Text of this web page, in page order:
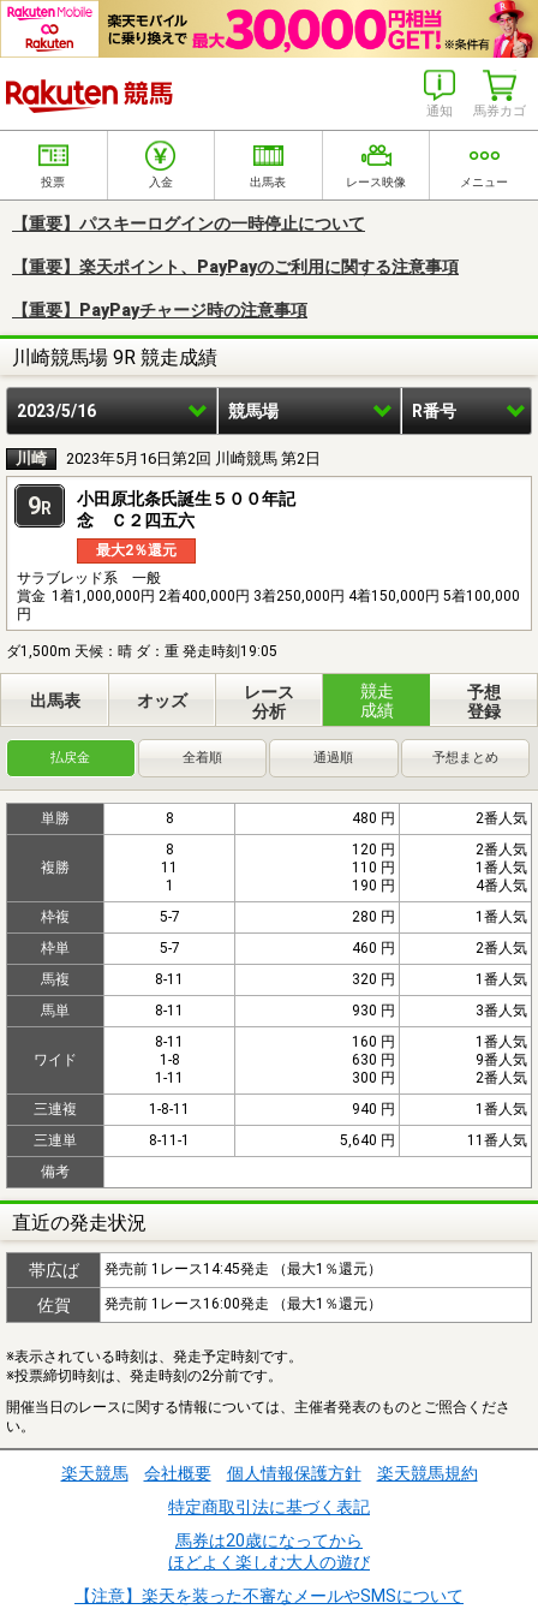
馬券カゴ
通知
投票 入金 出馬表 レース映像 メニュー
【重要】パスキーログインの一時停止について
【重要】楽天ポイント、PayPayのご利用に関する注意事項
【重要】PayPayチャージ時の注意事項
川崎競馬場 9R 競走成績
2023/5/16 競馬場 R番号
川崎 2023年5月16日第2回 川崎競馬 第2日
9R
小田原北条氏誕生５００年記
念 Ｃ２四五六
最大2％還元
サラブレッド系 一般
賞金 1着1,000,000円 2着400,000円 3着250,000円 4着150,000円 5着100,000
円
ダ1,500m 天候：晴 ダ：重 発走時刻19:05
出馬表 オッズ
レース
分析
競走
成績
予想
登録
払戻金 全着順 通過順 予想まとめ
単勝 8 480 円 2番人気
複勝
8
11
1
120 円
110 円
190 円
2番人気
1番人気
4番人気
枠複
5-7 280 円
1番人気
枠単
5-7 460 円
2番人気
馬複
8-11 320 円
1番人気
馬単
8-11 930 円 3番人気
ワイド
8-11
1-8
1-11
160 円
630 円
300 円
1番人気
9番人気
2番人気
三連複
1-8-11 940 円
1番人気
三連単
8-11-1 5,640 円
11番人気
備考
直近の発走状況
帯広ば 発売前 1レース14:45発走 （最大1％還元）
佐賀 発売前 1レース16:00発走 （最大1％還元）
※表示されている時刻は、発走予定時刻です。
※投票締切時刻は、発走時刻の2分前です。
開催当日のレースに関する情報については、主催者発表のものとご照合くださ
い。
楽天競馬 会社概要 個人情報保護方針
楽天競馬規約
特定商取引法に基づく表記
馬券は20歳になってから
ほどよく楽しむ大人の遊び
【注意】楽天を装った不審なメールやSMSについて